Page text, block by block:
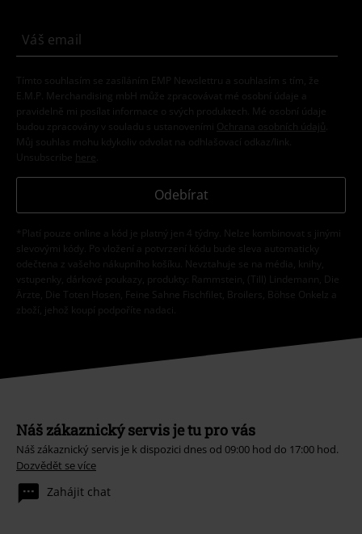
Tímto souhlasím se zasíláním EMP Newslettru a souhlasím s tím, že
E.M.P. Merchandising mbH může zpracovávat mé osobní údaje a
pravidelně mi posílat informace o svých produktech. Mé osobní údaje
budou zpracovány v souladu s ustanoveními
Ochrana osobních údajů
Můj souhlas mohu kdykoliv odvolat na odhlašovací odkaz/link.
Unsubscribe here
Odebírat
*Platí pouze online a kód je platný jen 4 týdny. Nelze kombinovat s jinými
slevovými kódy. Po vložení a potvrzení kódu bude sleva automaticky
odečtena z vašeho nákupního košíku. Nevztahuje se na média, knihy,
vstupenky, dárkové poukazy, produkty: Rammstein, (Till) Lindemann, Die
Ärzte, Die Toten Hosen, Feine Sahne Fischfilet, Broilers, Böhse Onkelz a
zboží, jehož koupí podpoříte nadaci.
Náš zákaznický servis je tu pro vás
Náš zákaznický servis je k dispozici dnes od 09:00 hod do 17:00 hod.
Dozvědět se více
Zahájit chat